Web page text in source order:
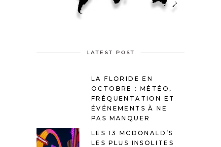
LATEST POST
LA FLORIDE EN
OCTOBRE : MÉTÉO,
FRÉQUENTATION ET
ÉVÉNEMENTS À NE
PAS MANQUER
LES 13 MCDONALD’S
LES PLUS INSOLITES